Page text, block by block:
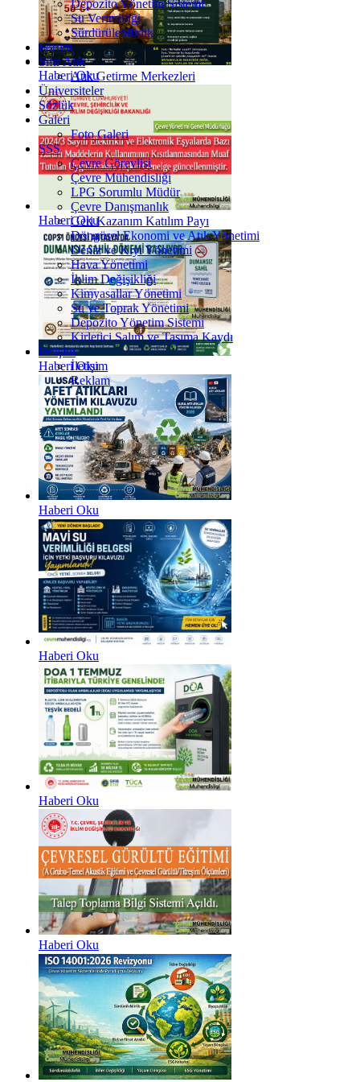
Haberi Oku
Haberi Oku
Haberi Oku
Haberi Oku
Haberi Oku
Haberi Oku
Haberi Oku
Depozito Yönetim Sistemi
Su Verimliliği
Sürdürülebilirlik
Forum
Sıfır Atık
Atık Getirme Merkezleri
Üniversiteler
Sözlük
Galeri
Foto Galeri
SSS
Çevre Görevlisi
Çevre Mühendisliği
LPG Sorumlu Müdür
Çevre Danışmanlık
Geri Kazanım Katılım Payı
Döngüsel Ekonomi ve Atık Yönetimi
Deniz ve Kıyı Yönetimi
Hava Yönetimi
İklim Değişikliği
Kimyasallar Yönetimi
Su ve Toprak Yönetimi
Depozito Yönetim Sistemi
Kirletici Salım ve Taşıma Kaydı
İletişim
İletişim
Reklam